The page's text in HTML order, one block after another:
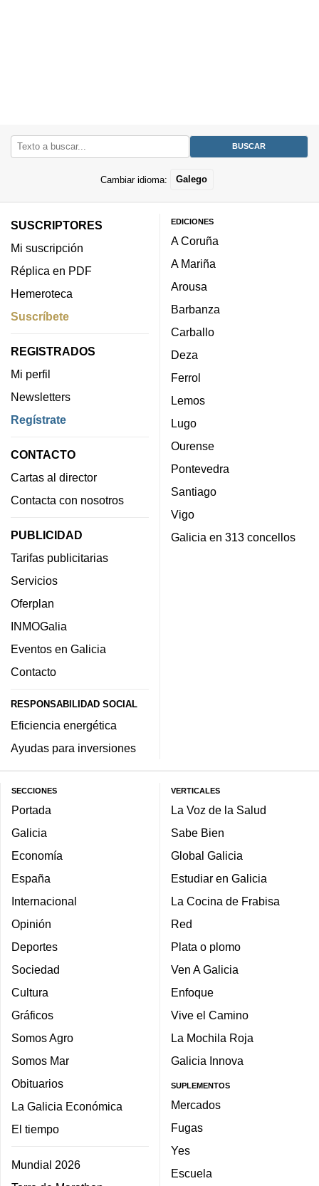
Cambiar idioma: Galego
SUSCRIPTORES
Mi suscripción
Réplica en PDF
Hemeroteca
Suscríbete
REGISTRADOS
Mi perfil
Newsletters
Regístrate
CONTACTO
Cartas al director
Contacta con nosotros
PUBLICIDAD
Tarifas publicitarias
Servicios
Oferplan
INMOGalia
Eventos en Galicia
Contacto
RESPONSABILIDAD SOCIAL
Eficiencia energética
Ayudas para inversiones
EDICIONES
A Coruña
A Mariña
Arousa
Barbanza
Carballo
Deza
Ferrol
Lemos
Lugo
Ourense
Pontevedra
Santiago
Vigo
Galicia en 313 concellos
SECCIONES
Portada
Galicia
Economía
España
Internacional
Opinión
Deportes
Sociedad
Cultura
Gráficos
Somos Agro
Somos Mar
Obituarios
La Galicia Económica
El tiempo
Mundial 2026
VERTICALES
La Voz de la Salud
Sabe Bien
Global Galicia
Estudiar en Galicia
La Cocina de Frabisa
Red
Plata o plomo
Ven A Galicia
Enfoque
Vive el Camino
La Mochila Roja
Galicia Innova
SUPLEMENTOS
Mercados
Fugas
Yes
Escuela